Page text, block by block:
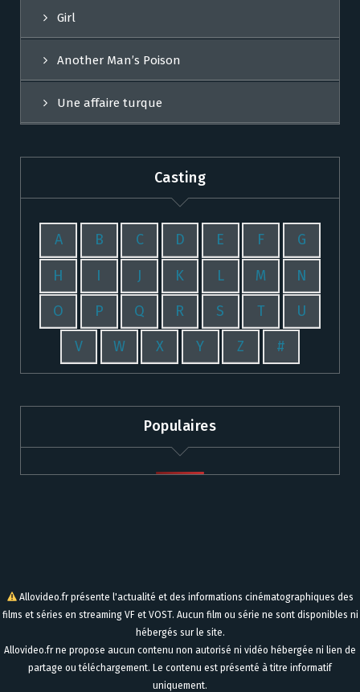
Girl
Another Man’s Poison
Une affaire turque
Casting
A B C D E F G
H I J K L M N
O P Q R S T U
V W X Y Z #
Populaires
Allovideo.fr présente l'actualité et des informations cinématographiques des
films et séries en streaming VF et VOST. Aucun film ou série ne sont disponibles ni
hébergés sur le site.
Allovideo.fr ne propose aucun contenu non autorisé ni vidéo hébergée ni lien de
partage ou téléchargement. Le contenu est présenté à titre informatif
uniquement.